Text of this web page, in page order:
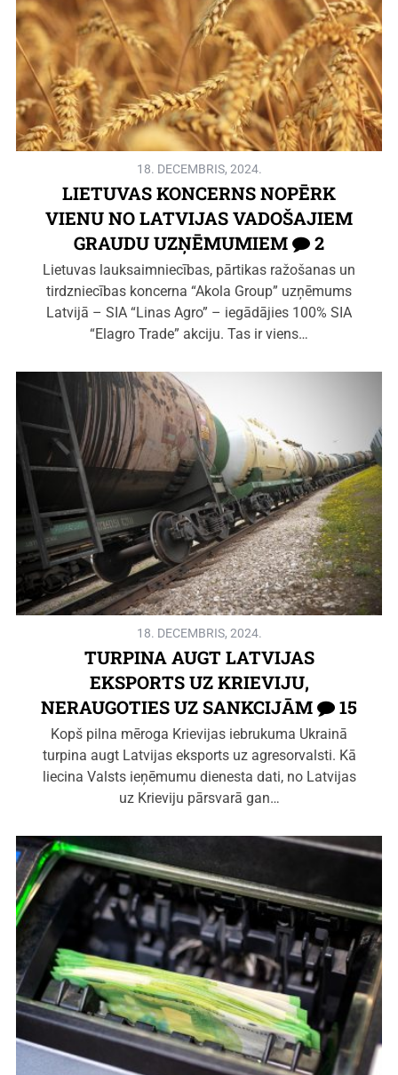
18. DECEMBRIS, 2024.
LIETUVAS KONCERNS NOPĒRK
VIENU NO LATVIJAS VADOŠAJIEM
GRAUDU UZŅĒMUMIEM
2
Lietuvas lauksaimniecības, pārtikas ražošanas un
tirdzniecības koncerna “Akola Group” uzņēmums
Latvijā – SIA “Linas Agro” – iegādājies 100% SIA
“Elagro Trade” akciju. Tas ir viens…
18. DECEMBRIS, 2024.
TURPINA AUGT LATVIJAS
EKSPORTS UZ KRIEVIJU,
NERAUGOTIES UZ SANKCIJĀM
15
Kopš pilna mēroga Krievijas iebrukuma Ukrainā
turpina augt Latvijas eksports uz agresorvalsti. Kā
liecina Valsts ieņēmumu dienesta dati, no Latvijas
uz Krieviju pārsvarā gan…